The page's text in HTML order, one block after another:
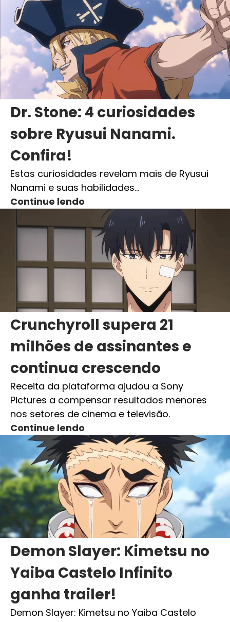
Dr. Stone: 4 curiosidades
sobre Ryusui Nanami.
Confira!
Estas curiosidades revelam mais de Ryusui
Nanami e suas habilidades…
Continue lendo
Crunchyroll supera 21
milhões de assinantes e
continua crescendo
Receita da plataforma ajudou a Sony
Pictures a compensar resultados menores
nos setores de cinema e televisão.
Continue lendo
Demon Slayer: Kimetsu no
Yaiba Castelo Infinito
ganha trailer!
Demon Slayer: Kimetsu no Yaiba Castelo